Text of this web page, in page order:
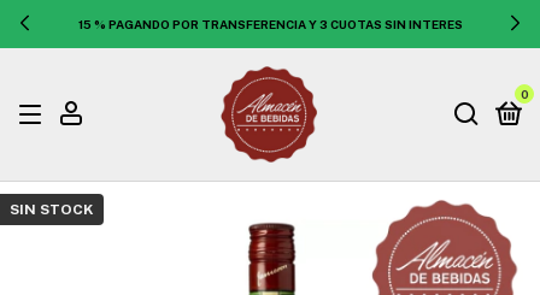
15 % PAGANDO POR TRANSFERENCIA Y 3 CUOTAS SIN INTERES
0
SIN STOCK